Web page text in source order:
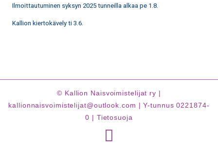
Ilmoittautuminen syksyn 2025 tunneilla alkaa pe 1.8.
Kallion kiertokävely ti 3.6.
© Kallion Naisvoimistelijat ry |
kallionnaisvoimistelijat@outlook.com | Y-tunnus 0221874-
0 | Tietosuoja